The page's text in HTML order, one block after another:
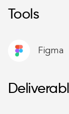
Tools
Figma